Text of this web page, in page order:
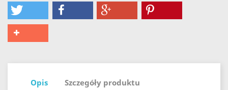
Opis Szczegóły produktu